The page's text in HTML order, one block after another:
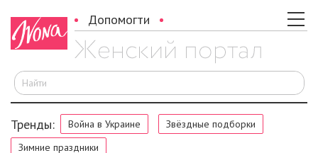
Допомогти
Тренды: Война в Украине
Звёздные подборки
Зимние праздники